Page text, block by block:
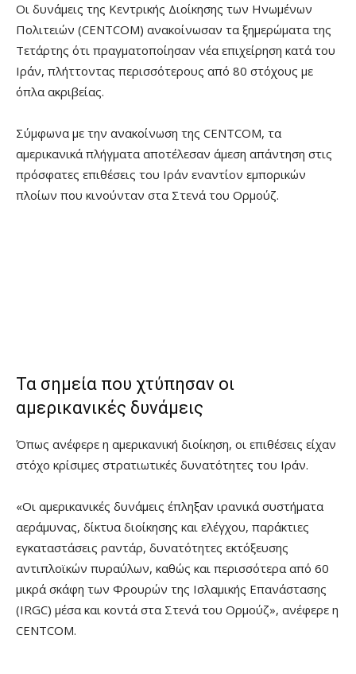
Οι δυνάμεις της Κεντρικής Διοίκησης των Ηνωμένων
Πολιτειών (CENTCOM) ανακοίνωσαν τα ξημερώματα της
Τετάρτης ότι πραγματοποίησαν νέα επιχείρηση κατά του
Ιράν, πλήττοντας περισσότερους από 80 στόχους με
όπλα ακριβείας.
Σύμφωνα με την ανακοίνωση της CENTCOM, τα
αμερικανικά πλήγματα αποτέλεσαν άμεση απάντηση στις
πρόσφατες επιθέσεις του Ιράν εναντίον εμπορικών
πλοίων που κινούνταν στα Στενά του Ορμούζ.
Τα σημεία που χτύπησαν οι
αμερικανικές δυνάμεις
Όπως ανέφερε η αμερικανική διοίκηση, οι επιθέσεις είχαν
στόχο κρίσιμες στρατιωτικές δυνατότητες του Ιράν.
«Οι αμερικανικές δυνάμεις έπληξαν ιρανικά συστήματα
αεράμυνας, δίκτυα διοίκησης και ελέγχου, παράκτιες
εγκαταστάσεις ραντάρ, δυνατότητες εκτόξευσης
αντιπλοϊκών πυραύλων, καθώς και περισσότερα από 60
μικρά σκάφη των Φρουρών της Ισλαμικής Επανάστασης
(IRGC) μέσα και κοντά στα Στενά του Ορμούζ», ανέφερε η
CENTCOM.